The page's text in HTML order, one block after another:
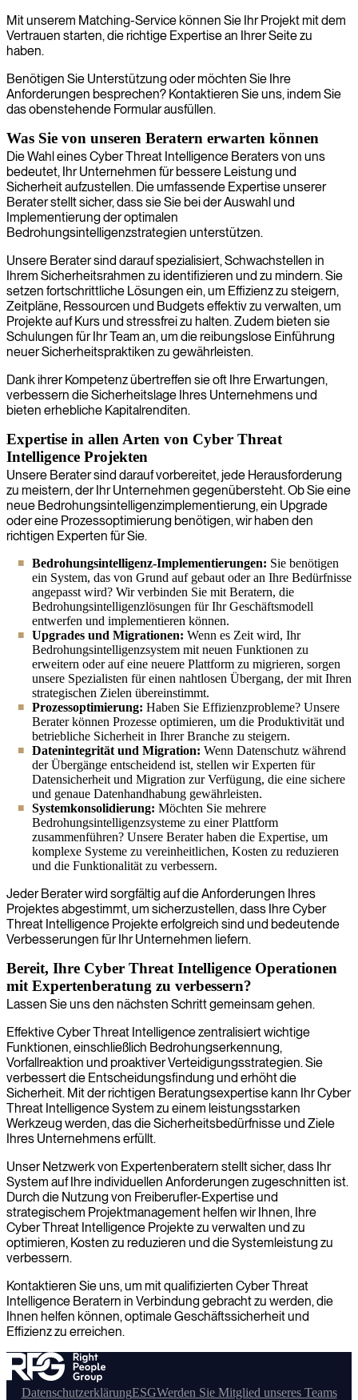
Mit unserem Matching-Service können Sie Ihr Projekt mit dem
Vertrauen starten, die richtige Expertise an Ihrer Seite zu
haben.
Benötigen Sie Unterstützung oder möchten Sie Ihre
Anforderungen besprechen? Kontaktieren Sie uns, indem Sie
das obenstehende Formular ausfüllen.
Was Sie von unseren Beratern erwarten können
Die Wahl eines Cyber Threat Intelligence Beraters von uns
bedeutet, Ihr Unternehmen für bessere Leistung und
Sicherheit aufzustellen. Die umfassende Expertise unserer
Berater stellt sicher, dass sie Sie bei der Auswahl und
Implementierung der optimalen
Bedrohungsintelligenzstrategien unterstützen.
Unsere Berater sind darauf spezialisiert, Schwachstellen in
Ihrem Sicherheitsrahmen zu identifizieren und zu mindern. Sie
setzen fortschrittliche Lösungen ein, um Effizienz zu steigern,
Zeitpläne, Ressourcen und Budgets effektiv zu verwalten, um
Projekte auf Kurs und stressfrei zu halten. Zudem bieten sie
Schulungen für Ihr Team an, um die reibungslose Einführung
neuer Sicherheitspraktiken zu gewährleisten.
Dank ihrer Kompetenz übertreffen sie oft Ihre Erwartungen,
verbessern die Sicherheitslage Ihres Unternehmens und
bieten erhebliche Kapitalrenditen.
Expertise in allen Arten von Cyber Threat
Intelligence Projekten
Unsere Berater sind darauf vorbereitet, jede Herausforderung
zu meistern, der Ihr Unternehmen gegenübersteht. Ob Sie eine
neue Bedrohungsintelligenzimplementierung, ein Upgrade
oder eine Prozessoptimierung benötigen, wir haben den
richtigen Experten für Sie.
Bedrohungsintelligenz-Implementierungen: Sie benötigen
ein System, das von Grund auf gebaut oder an Ihre Bedürfnisse
angepasst wird? Wir verbinden Sie mit Beratern, die
Bedrohungsintelligenzlösungen für Ihr Geschäftsmodell
entwerfen und implementieren können.
Upgrades und Migrationen: Wenn es Zeit wird, Ihr
Bedrohungsintelligenzsystem mit neuen Funktionen zu
erweitern oder auf eine neuere Plattform zu migrieren, sorgen
unsere Spezialisten für einen nahtlosen Übergang, der mit Ihren
strategischen Zielen übereinstimmt.
Prozessoptimierung: Haben Sie Effizienzprobleme? Unsere
Berater können Prozesse optimieren, um die Produktivität und
betriebliche Sicherheit in Ihrer Branche zu steigern.
Datenintegrität und Migration: Wenn Datenschutz während
der Übergänge entscheidend ist, stellen wir Experten für
Datensicherheit und Migration zur Verfügung, die eine sichere
und genaue Datenhandhabung gewährleisten.
Systemkonsolidierung: Möchten Sie mehrere
Bedrohungsintelligenzsysteme zu einer Plattform
zusammenführen? Unsere Berater haben die Expertise, um
komplexe Systeme zu vereinheitlichen, Kosten zu reduzieren
und die Funktionalität zu verbessern.
Jeder Berater wird sorgfältig auf die Anforderungen Ihres
Projektes abgestimmt, um sicherzustellen, dass Ihre Cyber
Threat Intelligence Projekte erfolgreich sind und bedeutende
Verbesserungen für Ihr Unternehmen liefern.
Bereit, Ihre Cyber Threat Intelligence Operationen
mit Expertenberatung zu verbessern?
Lassen Sie uns den nächsten Schritt gemeinsam gehen.
Effektive Cyber Threat Intelligence zentralisiert wichtige
Funktionen, einschließlich Bedrohungserkennung,
Vorfallreaktion und proaktiver Verteidigungsstrategien. Sie
verbessert die Entscheidungsfindung und erhöht die
Sicherheit. Mit der richtigen Beratungsexpertise kann Ihr Cyber
Threat Intelligence System zu einem leistungsstarken
Werkzeug werden, das die Sicherheitsbedürfnisse und Ziele
Ihres Unternehmens erfüllt.
Unser Netzwerk von Expertenberatern stellt sicher, dass Ihr
System auf Ihre individuellen Anforderungen zugeschnitten ist.
Durch die Nutzung von Freiberufler-Expertise und
strategischem Projektmanagement helfen wir Ihnen, Ihre
Cyber Threat Intelligence Projekte zu verwalten und zu
optimieren, Kosten zu reduzieren und die Systemleistung zu
verbessern.
Kontaktieren Sie uns, um mit qualifizierten Cyber Threat
Intelligence Beratern in Verbindung gebracht zu werden, die
Ihnen helfen können, optimale Geschäftssicherheit und
Effizienz zu erreichen.
DatenschutzerklärungESGWerden Sie Mitglied unseres Teams